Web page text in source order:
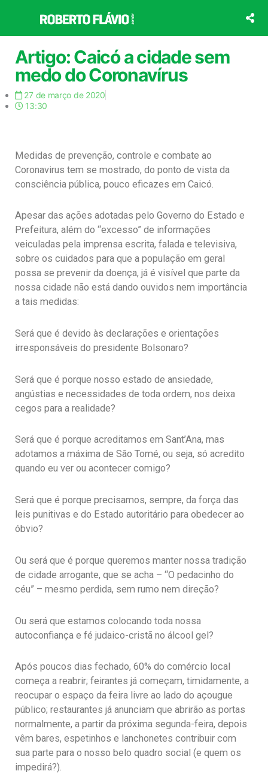
o
conteúdo
Artigo: Caicó a cidade sem
medo do Coronavírus
27 de março de 2020
13:30
Medidas de prevenção, controle e combate ao
Coronavirus tem se mostrado, do ponto de vista da
consciência pública, pouco eficazes em Caicó.
Apesar das ações adotadas pelo Governo do Estado e
Prefeitura, além do “excesso” de informações
veiculadas pela imprensa escrita, falada e televisiva,
sobre os cuidados para que a população em geral
possa se prevenir da doença, já é visível que parte da
nossa cidade não está dando ouvidos nem importância
a tais medidas:
Será que é devido às declarações e orientações
irresponsáveis do presidente Bolsonaro?
Será que é porque nosso estado de ansiedade,
angústias e necessidades de toda ordem, nos deixa
cegos para a realidade?
Será que é porque acreditamos em Sant’Ana, mas
adotamos a máxima de São Tomé, ou seja, só acredito
quando eu ver ou acontecer comigo?
Será que é porque precisamos, sempre, da força das
leis punitivas e do Estado autoritário para obedecer ao
óbvio?
Ou será que é porque queremos manter nossa tradição
de cidade arrogante, que se acha – “O pedacinho do
céu” – mesmo perdida, sem rumo nem direção?
Ou será que estamos colocando toda nossa
autoconfiança e fé judaico-cristã no álcool gel?
Após poucos dias fechado, 60% do comércio local
começa a reabrir; feirantes já começam, timidamente, a
reocupar o espaço da feira livre ao lado do açougue
público; restaurantes já anunciam que abrirão as portas
normalmente, a partir da próxima segunda-feira, depois
vêm bares, espetinhos e lanchonetes contribuir com
sua parte para o nosso belo quadro social (e quem os
impedirá?).